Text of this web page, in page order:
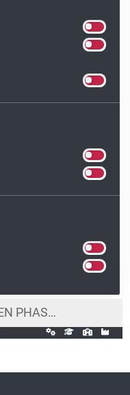
CHROMATOGRAPHE EN PHASE LIQUIDE COUPLÉE À UN SPECTROMÈTRE DE MASSE - LC-MS - ULTIMATE 3000 UHPLC THERMO/Q-TOF IMPACT II BRUKER - HAUTE RÉSOLUTION